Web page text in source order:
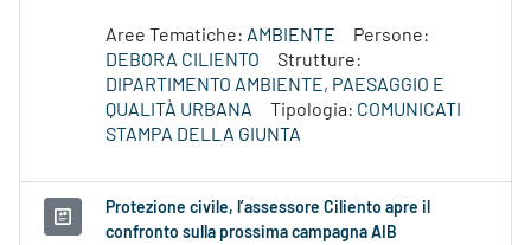
Aree Tematiche: AMBIENTE
Persone:
DEBORA CILIENTO
Strutture:
DIPARTIMENTO AMBIENTE, PAESAGGIO E
QUALITÀ URBANA
Tipologia: COMUNICATI
STAMPA DELLA GIUNTA
Protezione civile, l’assessore Ciliento apre il
confronto sulla prossima campagna AIB